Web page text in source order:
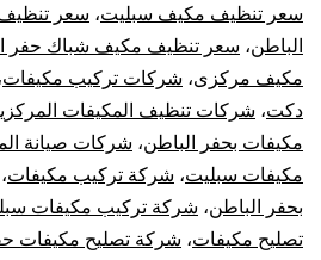
سعر تنظيف مكيف سبليت، سعر
الباطن، سعر تنظيف مكيف شباك حفر
مكيف مركزى، شركات تركيب مكيفات
دكت، شركات تنظيف المكيفات
مكيفات بحفر الباطن، شركات صيانة
مكيفات سبليت، شركة تركيب مكيفات،
بحفر الباطن، شركة تركيب مكيفات
تصليح مكيفات، شركة تصليح مكيفات